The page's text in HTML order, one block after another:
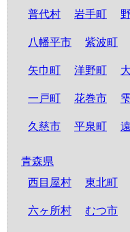
普代村 岩手町
八幡平市 紫波町
矢巾町 洋野町
一戸町 花巻市
久慈市 平泉町
青森県
西目屋村
東北町
六ヶ所村 むつ市